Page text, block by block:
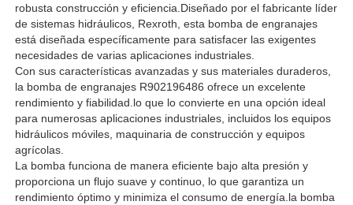
Accesorios para filtros Rexroth
Válvula hidráulica YUKEN
Pompa hydráulica de Yuken
robusta construcción y eficiencia.Diseñado por el fabricante líder
de sistemas hidráulicos, Rexroth, esta bomba de engranajes
está diseñada específicamente para satisfacer las exigentes
necesidades de varias aplicaciones industriales.
Con sus características avanzadas y sus materiales duraderos,
la bomba de engranajes R902196486 ofrece un excelente
rendimiento y fiabilidad.lo que lo convierte en una opción ideal
para numerosas aplicaciones industriales, incluidos los equipos
hidráulicos móviles, maquinaria de construcción y equipos
agrícolas.
La bomba funciona de manera eficiente bajo alta presión y
proporciona un flujo suave y continuo, lo que garantiza un
rendimiento óptimo y minimiza el consumo de energía.la bomba